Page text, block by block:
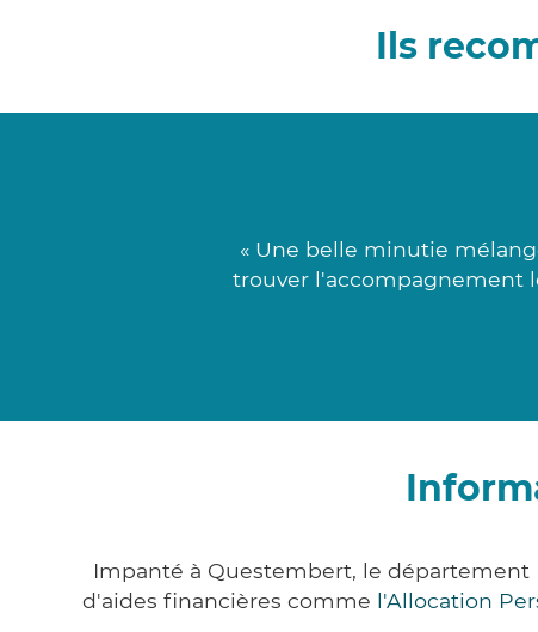
Ils
« Une belle minutie
trouver l'accompagnement
Impanté à Questembert, le département
d'aides financières comme l'Allocation